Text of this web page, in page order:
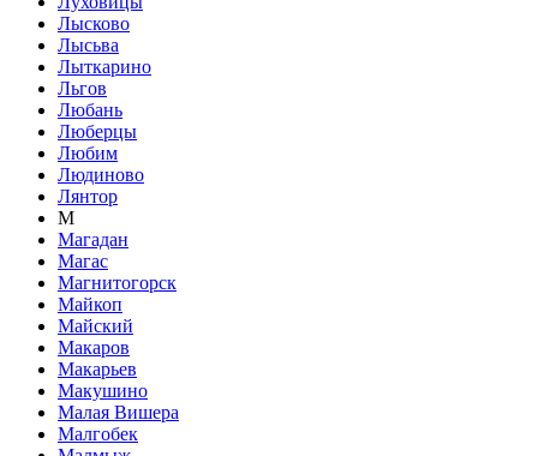
Лысково
Лысьва
Лыткарино
Льгов
Любань
Люберцы
Любим
Людиново
Лянтор
М
Магадан
Магас
Магнитогорск
Майкоп
Майский
Макаров
Макарьев
Макушино
Малая Вишера
Малгобек